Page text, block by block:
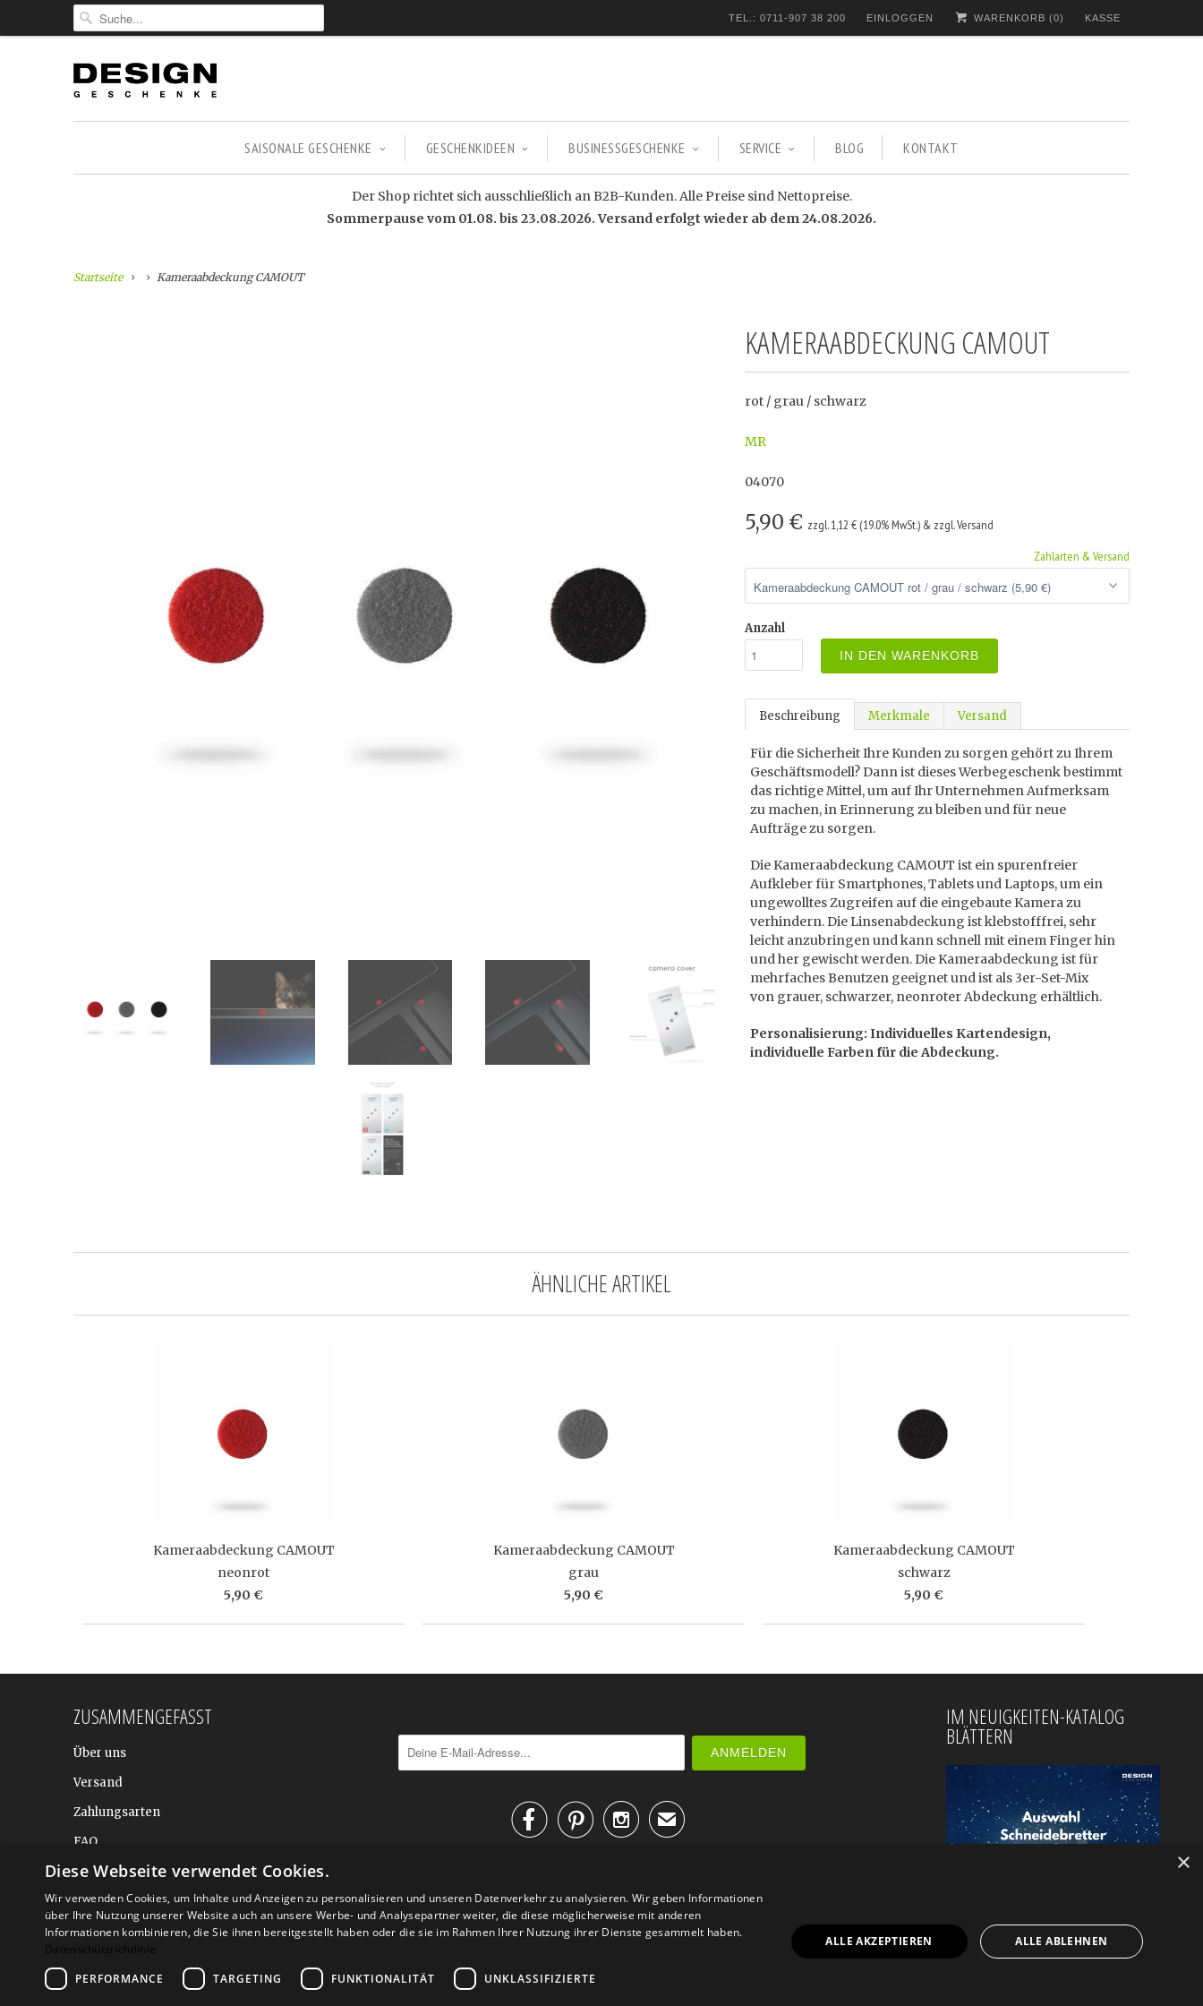
TEL.: 0711-907 38 200 EINLOGGEN WARENKORB (0) KASSE
SAISONALE GESCHENKE GESCHENKIDEEN BUSINESSGESCHENKE SERVICE BLOG KONTAKT
Der Shop richtet sich ausschließlich an B2B-Kunden. Alle Preise sind Nettopreise.
Sommerpause vom 01.08. bis 23.08.2026. Versand erfolgt wieder ab dem 24.08.2026.
Startseite Kameraabdeckung CAMOUT
KAMERAABDECKUNG CAMOUT
rot / grau / schwarz
MR
04070
5,90 € zzgl. 1,12 € (19.0% MwSt.) & zzgl. Versand
Zahlarten & Versand
Anzahl
IN DEN WARENKORB
Beschreibung Merkmale Versand
Für die Sicherheit Ihre Kunden zu sorgen gehört zu Ihrem
Geschäftsmodell? Dann ist dieses Werbegeschenk bestimmt
das richtige Mittel, um auf Ihr Unternehmen Aufmerksam
zu machen, in Erinnerung zu bleiben und für neue
Aufträge zu sorgen.
Die Kameraabdeckung CAMOUT ist ein spurenfreier
Aufkleber für Smartphones, Tablets und Laptops, um ein
ungewolltes Zugreifen auf die eingebaute Kamera zu
verhindern. Die Linsenabdeckung ist klebstofffrei, sehr
leicht anzubringen und kann schnell mit einem Finger hin
und her gewischt werden. Die Kameraabdeckung ist für
mehrfaches Benutzen geeignet und ist als 3er-Set-Mix
von grauer, schwarzer, neonroter Abdeckung erhältlich.
Personalisierung: Individuelles Kartendesign,
individuelle Farben für die Abdeckung.
ÄHNLICHE ARTIKEL
Kameraabdeckung CAMOUT
neonrot
5,90 €
Kameraabdeckung CAMOUT
grau
5,90 €
Kameraabdeckung CAMOUT
schwarz
5,90 €
ZUSAMMENGEFASST
Über uns
Versand
Zahlungsarten
FAQ
BALTIC DESIGN SHOP
✉
IM NEUIGKEITEN-KATALOG
BLÄTTERN
© 2026
×
Diese Webseite verwendet Cookies.
Wir verwenden Cookies, um Inhalte und Anzeigen zu personalisieren und unseren Datenverkehr zu analysieren. Wir geben Informationen
über Ihre Nutzung unserer Website auch an unsere Werbe- und Analysepartner weiter, die diese möglicherweise mit anderen
Informationen kombinieren, die Sie ihnen bereitgestellt haben oder die sie im Rahmen Ihrer Nutzung ihrer Dienste gesammelt haben.
Datenschutzrichtlinie
PERFORMANCE
TARGETING FUNKTIONALITÄT UNKLASSIFIZIERTE
ALLE AKZEPTIEREN ALLE ABLEHNEN